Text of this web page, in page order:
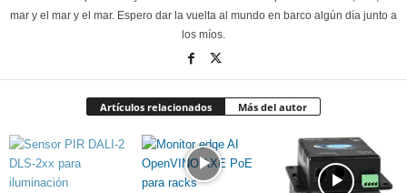
mar y el mar y el mar. Espero dar la vuelta al mundo en barco algún día junto a
los míos.
Artículos relacionados Más del autor